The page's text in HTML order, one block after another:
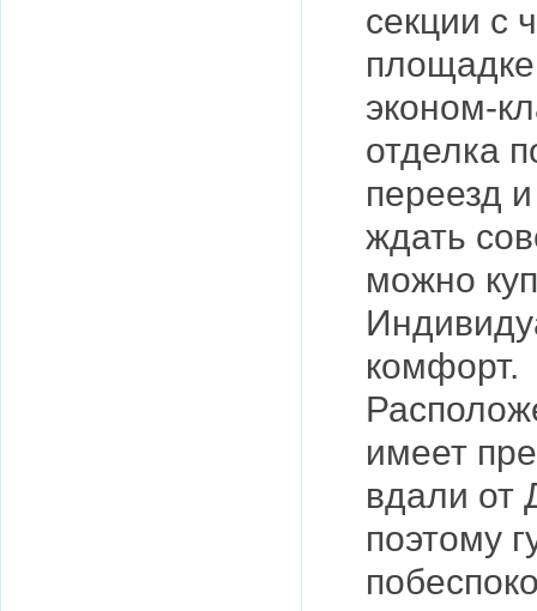
секции с
эконом-
отделка
переезд
ждать
можно
комфорт.
имеет
вдали от
поэтому